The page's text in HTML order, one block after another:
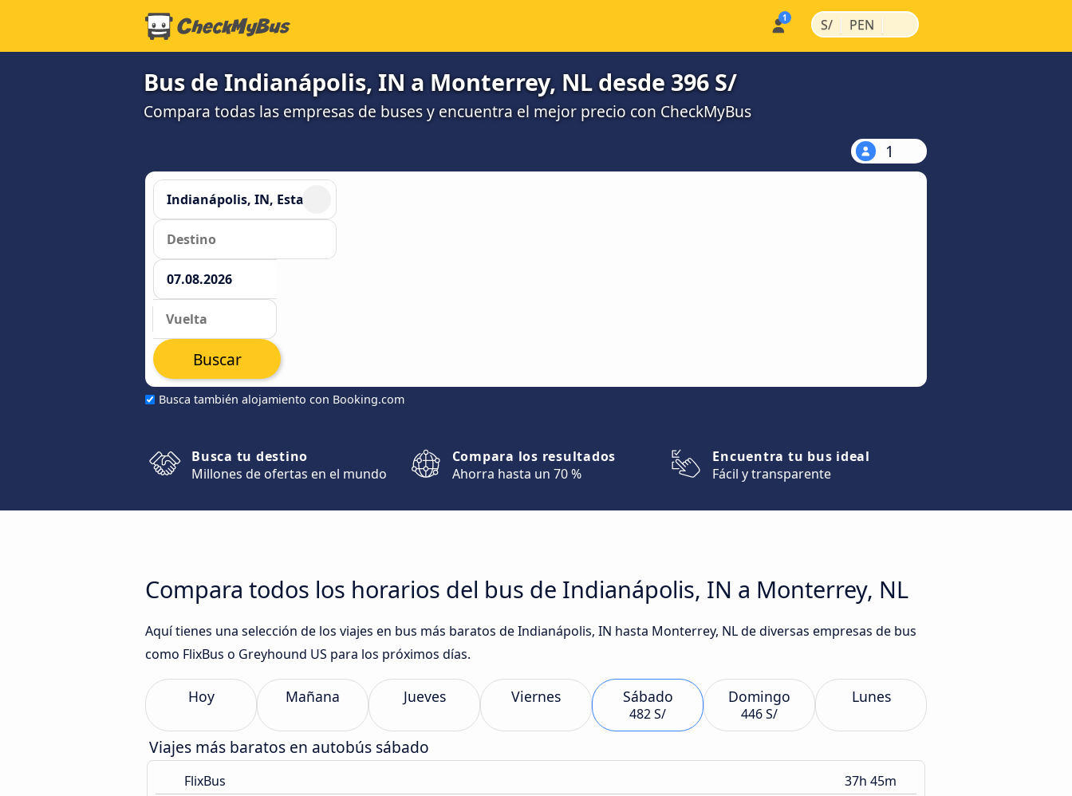
S/ | PEN |
Bus de Indianápolis, IN a Monterrey, NL desde 396 S/
Compara todas las empresas de buses y encuentra el mejor precio con CheckMyBus
1
Busca también alojamiento con Booking.com
Buscar
Busca tu destino
Millones de ofertas en el mundo
Compara los resultados
Ahorra hasta un 70 %
Encuentra tu bus ideal
Fácil y transparente
Compara todos los horarios del bus de Indianápolis, IN a Monterrey, NL
Aquí tienes una selección de los viajes en bus más baratos de Indianápolis, IN hasta Monterrey, NL de diversas empresas de bus
como FlixBus o Greyhound US para los próximos días.
Hoy Mañana Jueves Viernes Sábado
482 S/
Domingo
446 S/
Lunes
Viajes más baratos en autobús sábado
FlixBus 37h 45m